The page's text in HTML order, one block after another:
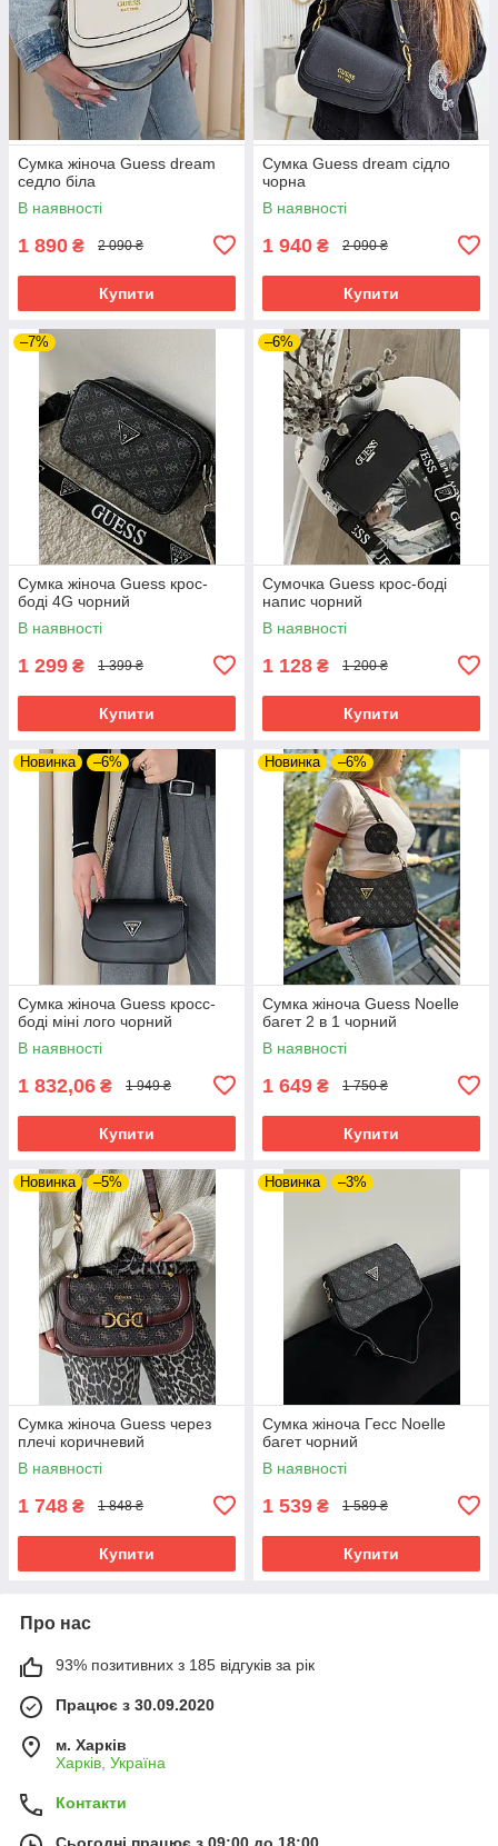
Сумка жіноча Guess dream
седло біла
В наявності
1 890 ₴ 2 090 ₴
Купити
Сумка Guess dream сідло
чорна
В наявності
1 940 ₴ 2 090 ₴
Купити
–7%
Сумка жіноча Guess крос-
боді 4G чорний
В наявності
1 299 ₴ 1 399 ₴
Купити
–6%
Сумочка Guess крос-боді
напис чорний
В наявності
1 128 ₴ 1 200 ₴
Купити
Новинка –6%
Сумка жіноча Guess кросс-
боді міні лого чорний
В наявності
1 832,06 ₴ 1 949 ₴
Купити
Новинка –6%
Сумка жіноча Guess Noelle
багет 2 в 1 чорний
В наявності
1 649 ₴ 1 750 ₴
Купити
Новинка –5%
Сумка жіноча Guess через
плечі коричневий
В наявності
1 748 ₴ 1 848 ₴
Купити
Новинка –3%
Сумка жіноча Гесс Noelle
багет чорний
В наявності
1 539 ₴ 1 589 ₴
Купити
Про нас
93% позитивних з 185 відгуків за рік
Працює з 30.09.2020
м. Харків
Харків, Україна
Контакти
Сьогодні працює з 09:00 до 18:00